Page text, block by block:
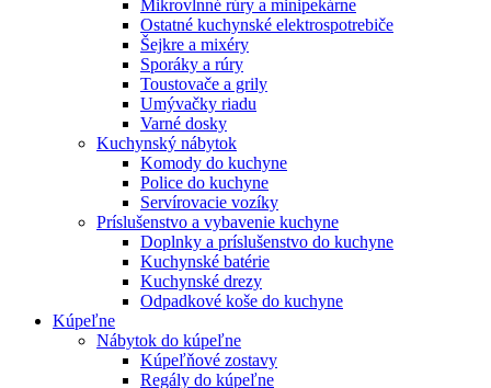
Mikrovlnné rúry a minipekárne
Ostatné kuchynské elektrospotrebiče
Šejkre a mixéry
Sporáky a rúry
Toustovače a grily
Umývačky riadu
Varné dosky
Kuchynský nábytok
Komody do kuchyne
Police do kuchyne
Servírovacie vozíky
Príslušenstvo a vybavenie kuchyne
Doplnky a príslušenstvo do kuchyne
Kuchynské batérie
Kuchynské drezy
Odpadkové koše do kuchyne
Kúpeľne
Nábytok do kúpeľne
Kúpeľňové zostavy
Regály do kúpeľne